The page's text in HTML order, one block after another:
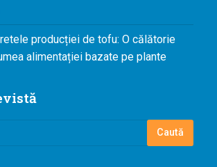
producției de tofu: O călătorie
alimentației bazate pe plante